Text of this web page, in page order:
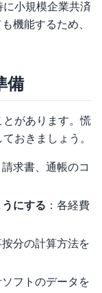
小規模企業共済
機能するため、
備
があります。慌
おきましょう。
請求書、通帳のコ
にする ：各経費
按分の計算方法を
フトのデータを